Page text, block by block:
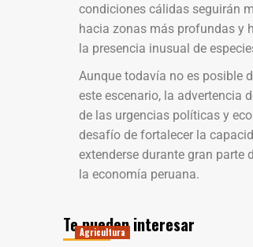
condiciones cálidas seguirán
hacia zonas más profundas y
la presencia inusual de
Aunque todavía no es posible
este escenario, la advertencia
de las urgencias políticas y
desafío de fortalecer la
extenderse durante gran parte
la economía peruana.
Te pueden interesar
Agricultura